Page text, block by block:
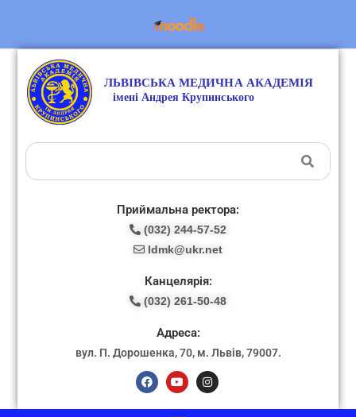
Приймальна ректора:
(032) 244-57-52
ldmk@ukr.net
Канцелярія:
(032) 261-50-48
Адреса:
вул. П. Дорошенка, 70, м. Львів, 79007.